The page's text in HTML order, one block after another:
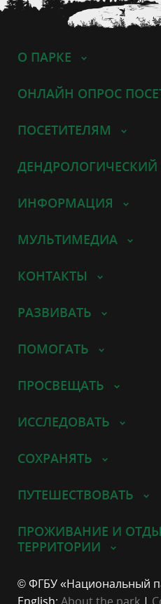
О ПАРКЕ
ОНЛАЙН ОПРОС
ПОСЕТИТЕЛЯМ
ДЕНДРОЛОГИЧЕСКИЙ
ИНФОРМАЦИЯ
МУЛЬТИМЕДИА
КОНТАКТЫ
РАЗВИВАТЬ
ПОМОГАТЬ
ПРОСВЕЩАТЬ
ИССЛЕДОВАТЬ
СОХРАНЯТЬ
ПУТЕШЕСТВОВАТЬ
ПРОЖИВАНИЕ И
ТЕРРИТОРИИ
© ФГБУ «Национальный
English: About the park |